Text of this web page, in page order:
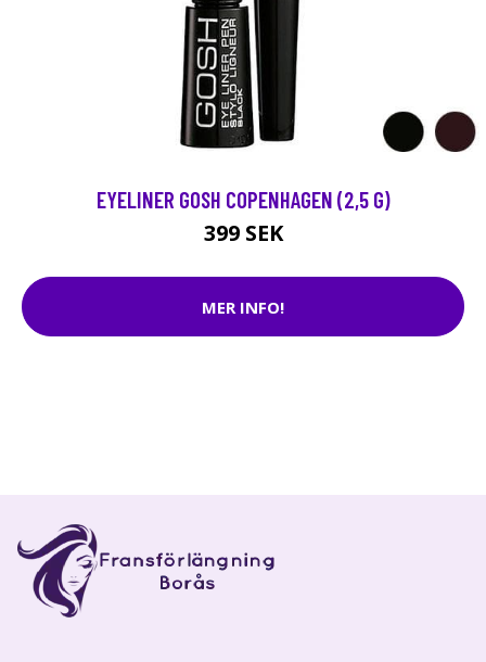
EYELINER GOSH COPENHAGEN (2,5 G)
399 SEK
MER INFO!